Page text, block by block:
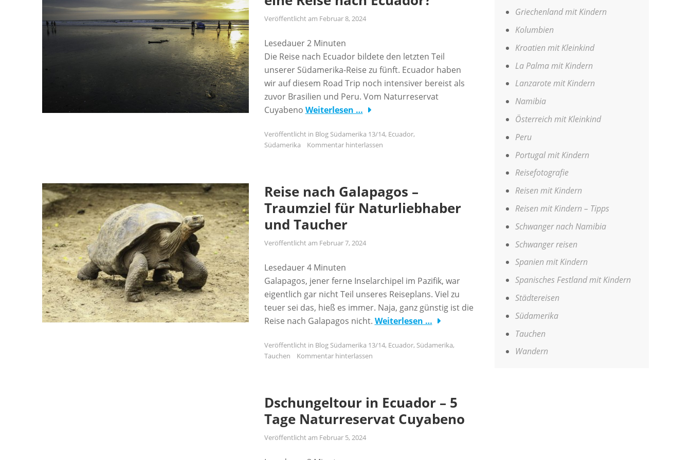
Veröffentlicht am Februar 8, 2024
Lesedauer 2 Minuten
Die Reise nach Ecuador bildete den letzten Teil
unserer Südamerika-Reise zu fünft. Ecuador haben
wir auf diesem Road Trip noch intensiver bereist als
zuvor Brasilien und Peru. Vom Naturreservat
Cuyabeno Weiterlesen …
Veröffentlicht in Blog Südamerika 13/14, Ecuador,
Südamerika
Kommentar hinterlassen
Reise nach Galapagos –
Traumziel für Naturliebhaber
und Taucher
Veröffentlicht am Februar 7, 2024
Lesedauer 4 Minuten
Galapagos, jener ferne Inselarchipel im Pazifik, war
eigentlich gar nicht Teil unseres Reiseplans. Viel zu
teuer sei das, hieß es immer. Naja, ganz günstig ist die
Reise nach Galapagos nicht. Weiterlesen …
Veröffentlicht in Blog Südamerika 13/14, Ecuador, Südamerika,
Tauchen
Kommentar hinterlassen
Dschungeltour in Ecuador – 5
Tage Naturreservat Cuyabeno
Veröffentlicht am Februar 5, 2024
Griechenland mit Kindern
Kolumbien
Kroatien mit Kleinkind
La Palma mit Kindern
Lanzarote mit Kindern
Namibia
Österreich mit Kleinkind
Peru
Portugal mit Kindern
Reisefotografie
Reisen mit Kindern
Reisen mit Kindern – Tipps
Schwanger nach Namibia
Schwanger reisen
Spanien mit Kindern
Spanisches Festland mit Kindern
Städtereisen
Südamerika
Tauchen
Wandern